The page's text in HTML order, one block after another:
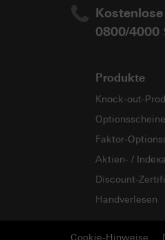
0800/4000
Produkte
Knock-out-
Optionsscheine
Faktor-
Aktien- /
Discount-
Handverlesen
Cookie-Hinweise